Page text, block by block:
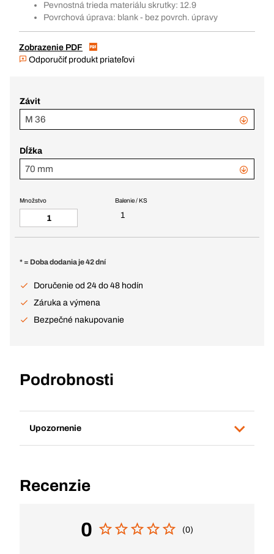
Pevnostná trieda materiálu skrutky: 12.9
Povrchová úprava: blank - bez povrch. úpravy
Zobrazenie PDF
Odporučiť produkt priateľovi
Závit
M 36
Dĺžka
70 mm
Balenie / KS
1
Množstvo
* = Doba dodania je 42 dní
Doručenie od 24 do 48 hodín
Záruka a výmena
Bezpečné nakupovanie
Podrobnosti
Upozornenie
Recenzie
0 (0)